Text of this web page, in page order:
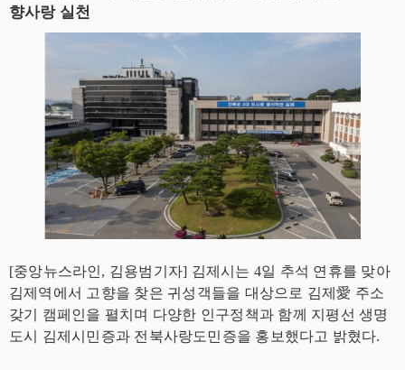
향사랑 실천
[중앙뉴스라인, 김용범기자] 김제시는 4일 추석 연휴를 맞아
김제역에서 고향을 찾은 귀성객들을 대상으로 김제愛 주소
갖기 캠페인을 펼치며 다양한 인구정책과 함께 지평선 생명
도시 김제시민증과 전북사랑도민증을 홍보했다고 밝혔다.